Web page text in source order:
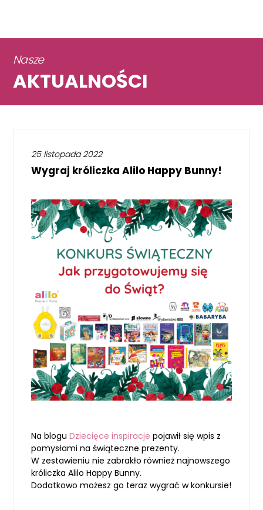
Nasze
AKTUALNOŚCI
25 listopada 2022
Wygraj króliczka Alilo Happy Bunny!
Na blogu Dziecięce inspiracje pojawił się wpis z
pomysłami na świąteczne prezenty.
W zestawieniu nie zabrakło również najnowszego
króliczka Alilo Happy Bunny.
Dodatkowo możesz go teraz wygrać w konkursie!